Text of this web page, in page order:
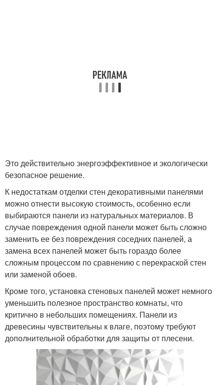
Это действительно энергоэффективное и экологически
безопасное решение.
К недостаткам отделки стен декоративными панелями
можно отнести высокую стоимость, особенно если
выбираются панели из натуральных материалов. В
случае повреждения одной панели может быть сложно
заменить ее без повреждения соседних панелей, а
замена всех панелей может быть гораздо более
сложным процессом по сравнению с перекраской стен
или заменой обоев.
Кроме того, установка стеновых панелей может немного
уменьшить полезное пространство комнаты, что
критично в небольших помещениях. Панели из
древесины чувствительны к влаге, поэтому требуют
дополнительной обработки для защиты от плесени.